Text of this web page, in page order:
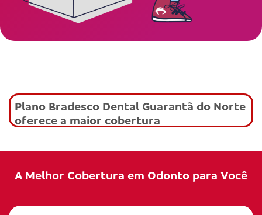
Plano Bradesco Dental Guarantã do Norte
oferece a maior cobertura
A Melhor Cobertura em Odonto para Você